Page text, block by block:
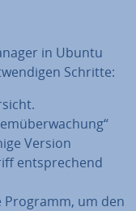
in Ubuntu
Schritte:
Version
ent­spre­chend
Programm, um den